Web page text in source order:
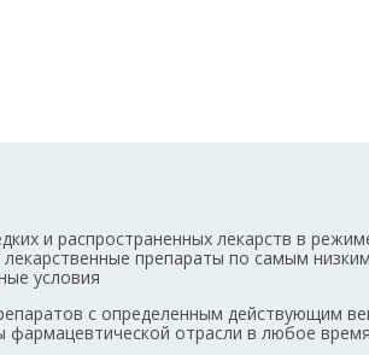
и распространенных лекарств в
препараты по самым
условия
с определенным действующим
фармацевтической отрасли в любое